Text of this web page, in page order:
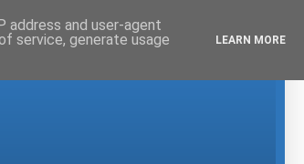
address and user-agent
service, generate usage
LEARN MORE